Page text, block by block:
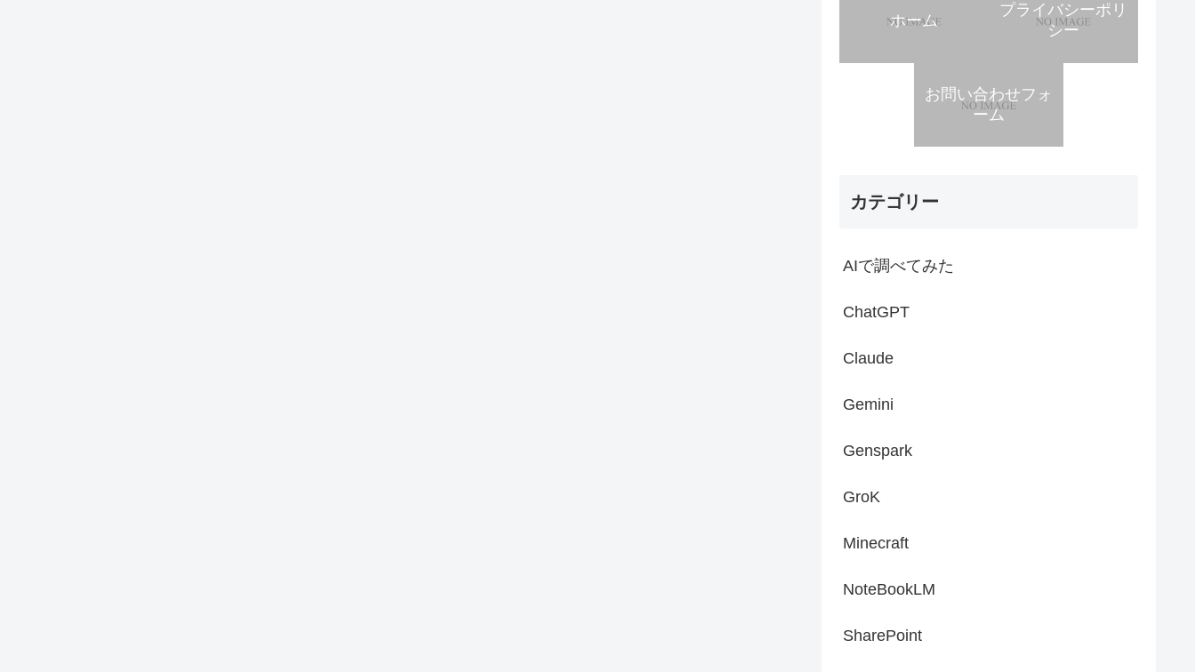
ホーム
プライバシーポリ
シー
お問い合わせフォ
ーム
カテゴリー
AIで調べてみた
ChatGPT
Claude
Gemini
Genspark
GroK
Minecraft
NoteBookLM
SharePoint